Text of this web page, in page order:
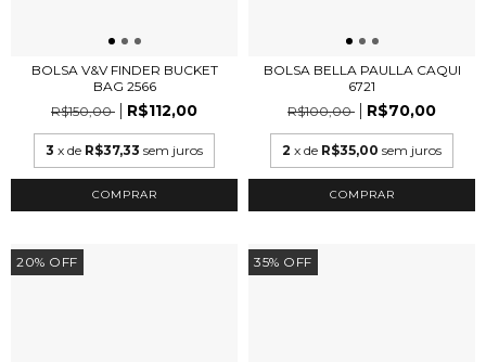
BOLSA V&V FINDER BUCKET
BAG 2566
R$150,00
R$112,00
3 x de R$37,33 sem juros
BOLSA BELLA PAULLA CAQUI
6721
R$100,00
R$70,00
2 x de R$35,00 sem juros
20% OFF 35% OFF